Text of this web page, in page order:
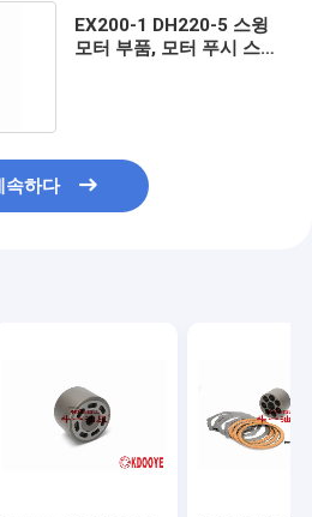
EX200-1 DH220-5 스윙
모터 부품, 모터 푸시 스탠
속하다